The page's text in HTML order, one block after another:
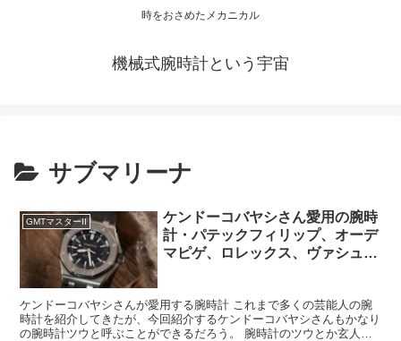
時をおさめたメカニカル
機械式腕時計という宇宙
サブマリーナ
GMTマスターII
ケンドーコバヤシさん愛用の腕時
計・パテックフィリップ、オーデ
マピゲ、ロレックス、ヴァシュロ
ケンドーコバヤシさんが愛用する腕時計 これまで多くの芸能人の腕
時計を紹介してきたが、今回紹介するケンドーコバヤシさんもかなり
の腕時計ツウと呼ぶことができるだろう。 腕時計のツウとか玄人と